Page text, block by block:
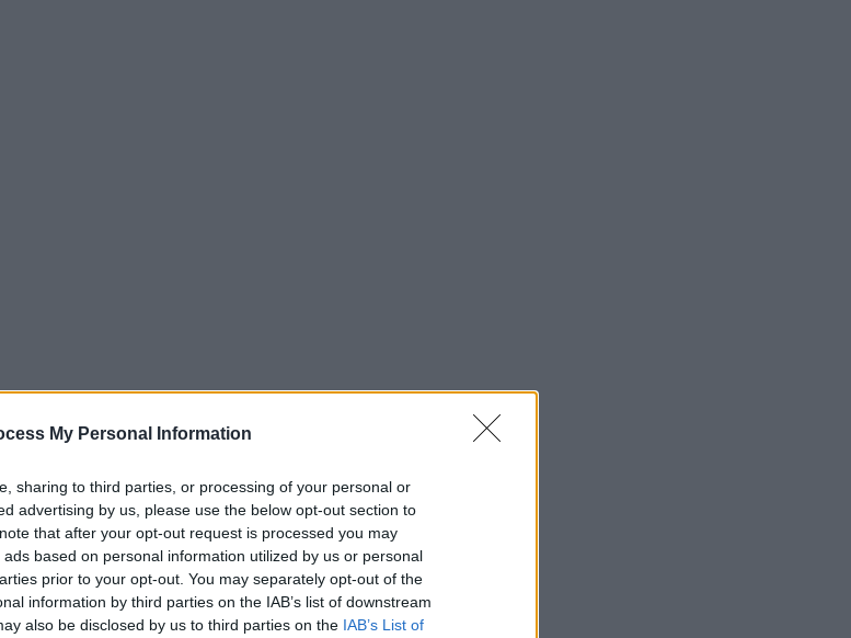
My Personal Information
sharing to third parties, or processing of your personal or
advertising by us, please use the below opt-out section to
that after your opt-out request is processed you may
based on personal information utilized by us or personal
prior to your opt-out. You may separately opt-out of the
information by third parties on the IAB’s list of downstream
also be disclosed by us to third parties on the IAB’s List of